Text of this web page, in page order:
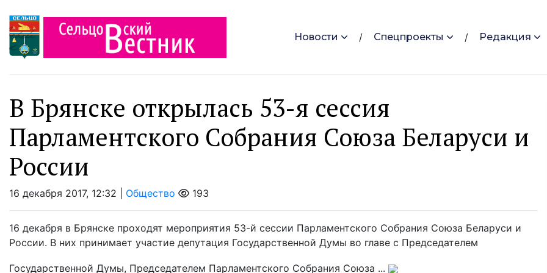
Новости Спецпроекты Редакция
В Брянске открылась 53-я сессия
Парламентского Собрания Союза Беларуси и
России
16 декабря 2017, 12:32 | Общество 193
16 декабря в Брянске проходят мероприятия 53-й сессии Парламентского Собрания Союза Беларуси и
России. В них принимает участие депутация Государственной Думы во главе с Председателем
Государственной Думы, Председателем Парламентского Собрания Союза ...